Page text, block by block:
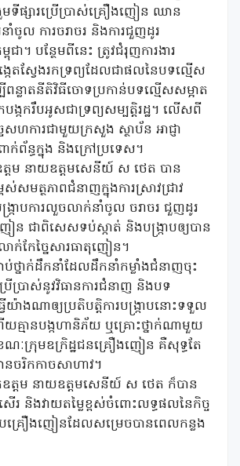
មទីផ្សារប្រើប្រាស់គ្រឿងញៀន ឈាន
ចូល ការចរាចរ និងការជួញដូរ
ា។ បន្ថែមពីនេះ ត្រូវជំរុញការងារ
កេតស្វែងរកទ្រព្យដែលជាផលនៃបទល្មើស
ន្លាតនីតិវិធីចោទប្រកាន់បទល្មើសសម្អាត
ង្កករឹបអូសជាទ្រព្យសម្បត្តិរដ្ឋ។ លើសពី
ចសហការជាមួយក្រសួង ស្ថាប័ន អាជ្ញា
ាក់ព័ន្ធក្នុង និងក្រៅប្រទេស។
តម នាយឧត្តមសេនីយ៍ ស ថេត បាន
សមត្ថភាពជំនាញក្នុងការស្រាវជ្រាវ
ក្រាបការលួចលាក់នាំចូល ចរាចរ ជួញដូរ
ន ជាពិសេសទប់ស្កាត់ និងបង្ក្រាបឲ្យបាន
កែច្នៃសារធាតុញៀន។
នាក់ដឹកនាំដែលដឹកនាំកម្លាំងជំនាញចុះ
រើប្រាស់នូវវិធានការជំនាញ និងបទ
យ៉ាងណាឲ្យប្រតិបត្តិការបង្ក្រាបនោះទទួល
មានបង្កហានិភ័យ ឬគ្រោះថ្នាក់ណាមួយ
ៈក្រុមឧក្រិដ្ឋជនគ្រឿងញៀន គឺសុទ្ធតែ
ចរិកកាចសាហាវ។
ឧត្តម នាយឧត្តមសេនីយ៍ ស ថេត ក៏បាន
ើរ និងវាយតម្លៃខ្ពស់ចំពោះលទ្ធផលនៃកិច្ច
ាបគ្រឿងញៀនដែលសម្រេចបានពេលកន្លង